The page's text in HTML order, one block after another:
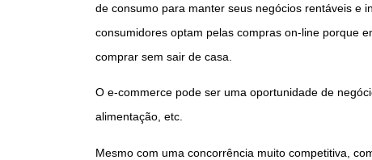
de consumo para manter seus negócios rentáveis e
consumidores optam pelas compras on-line porque
comprar sem sair de casa.
O e-commerce pode ser uma oportunidade de
alimentação, etc.
Mesmo com uma concorrência muito competitiva,